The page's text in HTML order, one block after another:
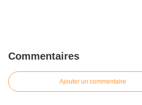
Commentaires
Ajouter un commentaire